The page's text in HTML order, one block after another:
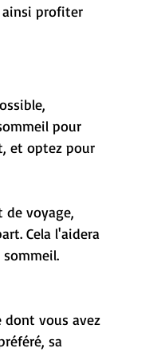
ainsi profiter
pour
et optez pour
voyage,
Cela l'aidera
dont vous avez
sa